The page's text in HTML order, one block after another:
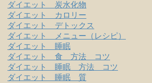
ダイエット 炭水化物
ダイエット カロリー
ダイエット デトックス
ダイエット メニュー（レシピ）
ダイエット 睡眠
ダイエット 食 方法 コツ
ダイエット 睡眠 方法 コツ
ダイエット 睡眠 質